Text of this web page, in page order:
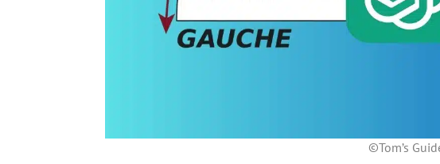
©Tom’s